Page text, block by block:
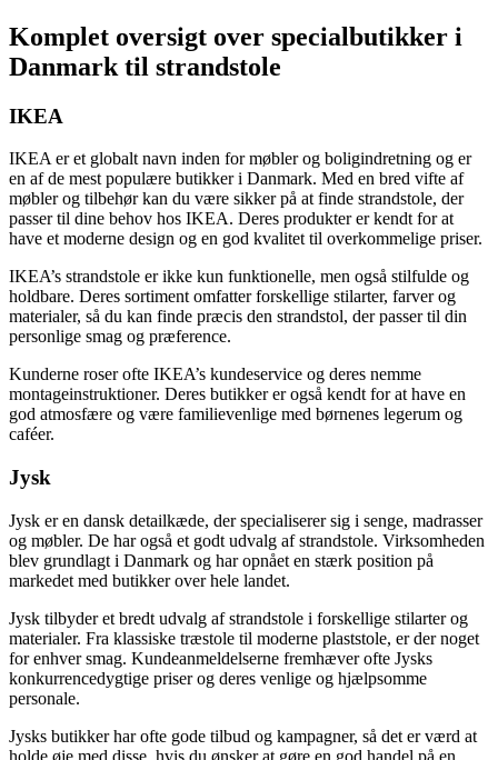
Komplet oversigt over specialbutikker i
Danmark til strandstole
IKEA
IKEA er et globalt navn inden for møbler og boligindretning og er
en af de mest populære butikker i Danmark. Med en bred vifte af
møbler og tilbehør kan du være sikker på at finde strandstole, der
passer til dine behov hos IKEA. Deres produkter er kendt for at
have et moderne design og en god kvalitet til overkommelige priser.
IKEA’s strandstole er ikke kun funktionelle, men også stilfulde og
holdbare. Deres sortiment omfatter forskellige stilarter, farver og
materialer, så du kan finde præcis den strandstol, der passer til din
personlige smag og præference.
Kunderne roser ofte IKEA’s kundeservice og deres nemme
montageinstruktioner. Deres butikker er også kendt for at have en
god atmosfære og være familievenlige med børnenes legerum og
caféer.
Jysk
Jysk er en dansk detailkæde, der specialiserer sig i senge, madrasser
og møbler. De har også et godt udvalg af strandstole. Virksomheden
blev grundlagt i Danmark og har opnået en stærk position på
markedet med butikker over hele landet.
Jysk tilbyder et bredt udvalg af strandstole i forskellige stilarter og
materialer. Fra klassiske træstole til moderne plaststole, er der noget
for enhver smag. Kundeanmeldelserne fremhæver ofte Jysks
konkurrencedygtige priser og deres venlige og hjælpsomme
personale.
Jysks butikker har ofte gode tilbud og kampagner, så det er værd at
holde øje med disse, hvis du ønsker at gøre en god handel på en